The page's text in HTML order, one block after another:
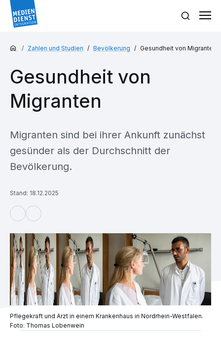
Zahlen und Studien Bevölkerung Gesundheit von Migranten
Gesundheit von
Migranten
Migranten sind bei ihrer Ankunft zunächst
gesünder als der Durchschnitt der
Bevölkerung.
Pflegekraft und Arzt in einem Krankenhaus in Nordrhein-Westfalen.
Foto: Thomas Lobenwein
Stand: 18.12.2025